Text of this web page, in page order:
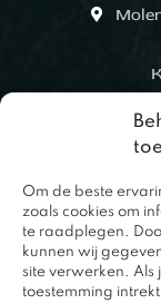
Om de beste
zoals cookies om
te raadplegen.
kunnen wij
site verwerken. Als
toestemming